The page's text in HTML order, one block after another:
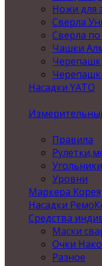
Ножи для
Сверла
Сверла по
Чашки
Насадки YATO
Правила
Уровни
Маркера Корея
Насадки
Средства
Маски
Очки
Разное